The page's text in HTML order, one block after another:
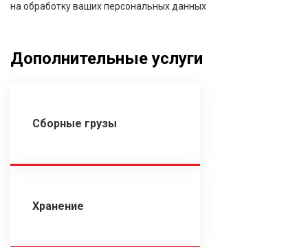
на обработку ваших персональных данных
Дополнительные услуги
Сборные грузы
Хранение